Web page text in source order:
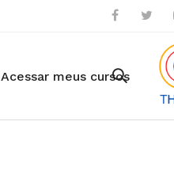
Acessar meus cursos